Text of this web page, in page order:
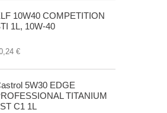
10W40 COMPETITION
1L, 10W-40
€
5W30 EDGE
TITANIUM
C1 1L